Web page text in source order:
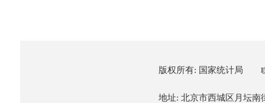
版权所有: 国家统计局
地址: 北京市西城区月坛南